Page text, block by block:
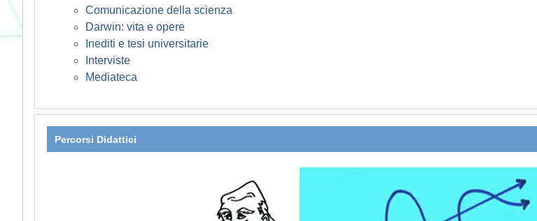
Comunicazione della scienza
Darwin: vita e opere
Inediti e tesi universitarie
Interviste
Mediateca
Percorsi Didattici